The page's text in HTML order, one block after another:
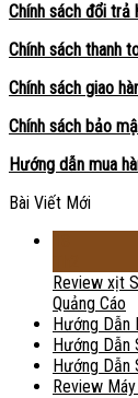
Chính sách đổi trả
Chính sách thanh
Chính sách giao
Chính sách bảo
Hướng dẫn mua
Bài Viết Mới
Review xịt
Quảng Cáo
Hướng Dẫn
Hướng Dẫn
Hướng Dẫn
Review